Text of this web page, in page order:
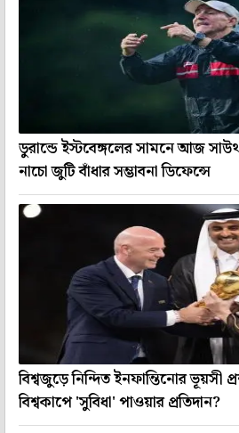
ডুরান্ডে ইস্টবেঙ্গলের সামনে আজ
নাচো জুটি বাঁধার সম্ভাবনা ডিফেন্সে
বিশ্বজুড়ে নিন্দিত ইনফান্তিনোর ভূয়সী
বিশ্বকাপে 'সুবিধা' পাওয়ার প্রতিদান?